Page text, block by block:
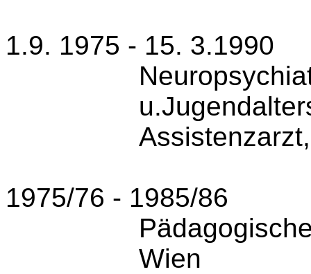
1.9. 1975 - 15. 3.1990
1975/76 - 1985/86
Wien